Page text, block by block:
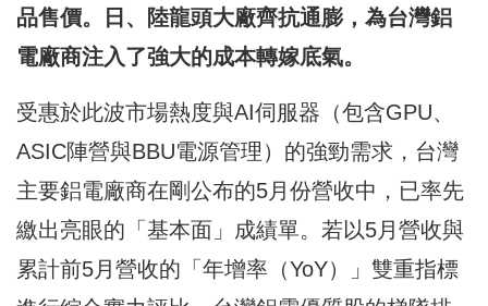
品售價。日、陸龍頭大廠齊抗通膨，為台灣鋁
電廠商注入了強大的成本轉嫁底氣。
受惠於此波市場熱度與AI伺服器（包含GPU、
ASIC陣營與BBU電源管理）的強勁需求，台灣
主要鋁電廠商在剛公布的5月份營收中，已率先
繳出亮眼的「基本面」成績單。若以5月營收與
累計前5月營收的「年增率（YoY）」雙重指標